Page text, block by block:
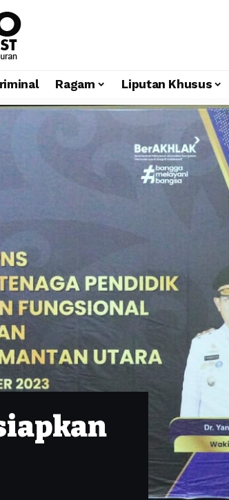
Ragam Liputan Khusus